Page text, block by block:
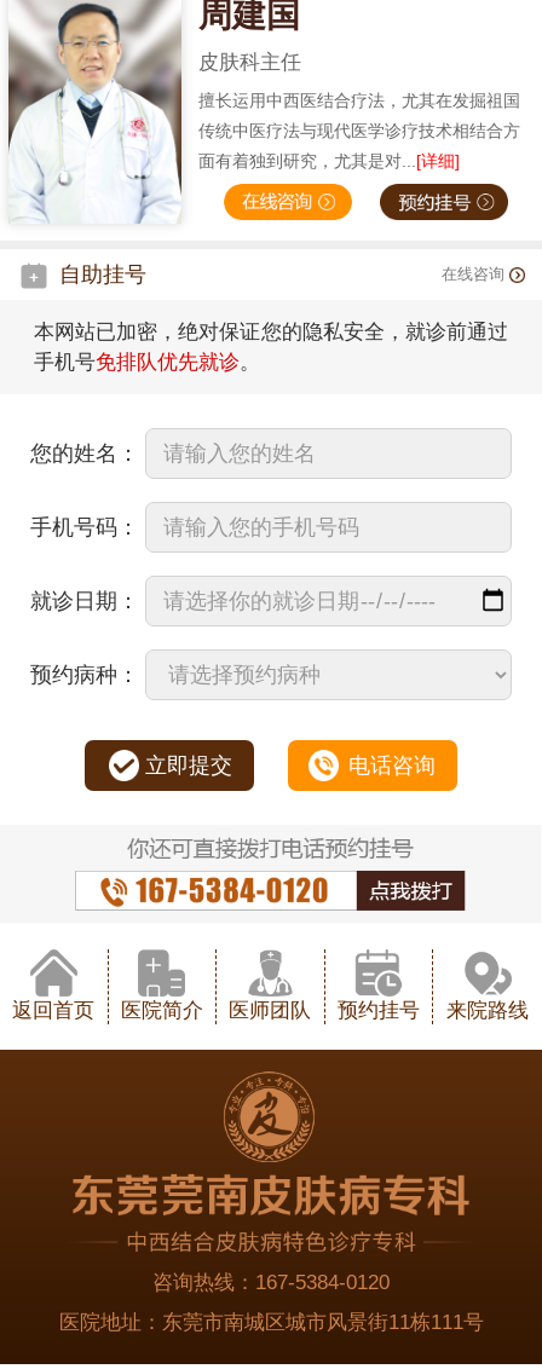
周建国
皮肤科主任
擅长运用中西医结合疗法，尤其在发掘祖国
传统中医疗法与现代医学诊疗技术相结合方
面有着独到研究，尤其是对...[详细]
自助挂号 在线咨询
本网站已加密，绝对保证您的隐私安全，就诊前通过
手机号免排队优先就诊。
您的姓名：
手机号码：
就诊日期：
预约病种：
立即提交 电话咨询
返回首页 医院简介 医师团队 预约挂号 来院路线
咨询热线： 167-5384-0120
医院地址： 东莞市南城区城市风景街11栋111号